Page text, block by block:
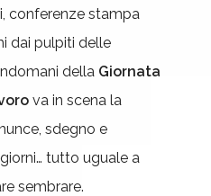
conferenze stampa
dai pulpiti delle
della Giornata
va in scena la
sdegno e
tutto uguale a
sembrare.